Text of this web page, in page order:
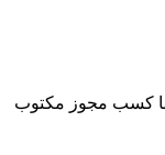
با کسب مجوز مکتوب